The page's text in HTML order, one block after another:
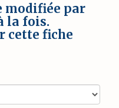
modifiée par
la fois.
cette fiche